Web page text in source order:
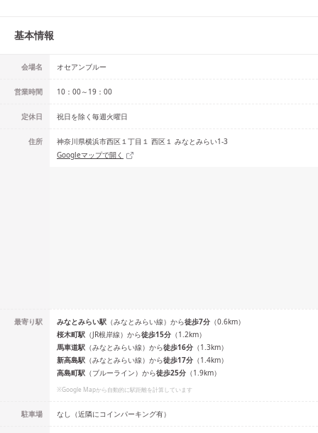
基本情報
会場名 オセアンブルー
営業時間 10：00～19：00
定休日 祝日を除く毎週火曜日
住所
神奈川県横浜市西区１丁目１ 西区１ みなとみらい1-3
Googleマップで開く
最寄り駅 みなとみらい駅 （みなとみらい線） から徒歩7分 （0.6km）
桜木町駅 （JR根岸線） から徒歩15分 （1.2km）
馬車道駅 （みなとみらい線） から徒歩16分 （1.3km）
新高島駅 （みなとみらい線） から徒歩17分 （1.4km）
高島町駅 （ブルーライン） から徒歩25分 （1.9km）
※Google Mapから自動的に駅距離を計算しています
駐車場 なし（近隣にコインパーキング有）